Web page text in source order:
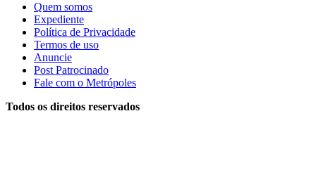
Quem somos
Expediente
Política de Privacidade
Termos de uso
Anuncie
Post Patrocinado
Fale com o Metrópoles
Todos os direitos reservados